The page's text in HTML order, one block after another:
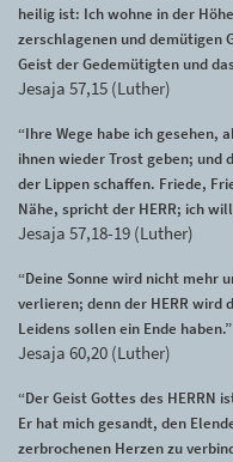
heilig ist: Ich wohne in der
zerschlagenen und demütigen
Geist der Gedemütigten und
Jesaja 57,15 (Luther)
“Ihre Wege habe ich gesehen,
ihnen wieder Trost geben; und
der Lippen schaffen. Friede,
Nähe, spricht der HERR; ich
Jesaja 57,18-19 (Luther)
“Deine Sonne wird nicht mehr
verlieren; denn der HERR wird
Leidens sollen ein Ende haben.”
Jesaja 60,20 (Luther)
“Der Geist Gottes des HERRN
Er hat mich gesandt, den
zerbrochenen Herzen zu